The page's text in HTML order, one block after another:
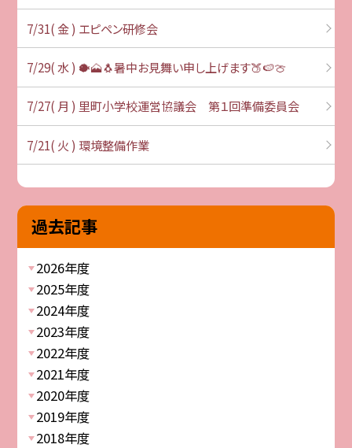
7/31( 金 ) エピペン研修会
7/29( 水 ) 🐡🗻🐧暑中お見舞い申し上げます🍑🍉🍈
7/27( 月 ) 里町小学校運営協議会 第１回準備委員会
7/21( 火 ) 環境整備作業
過去記事
2026年度
2025年度
2024年度
2023年度
2022年度
2021年度
2020年度
2019年度
2018年度